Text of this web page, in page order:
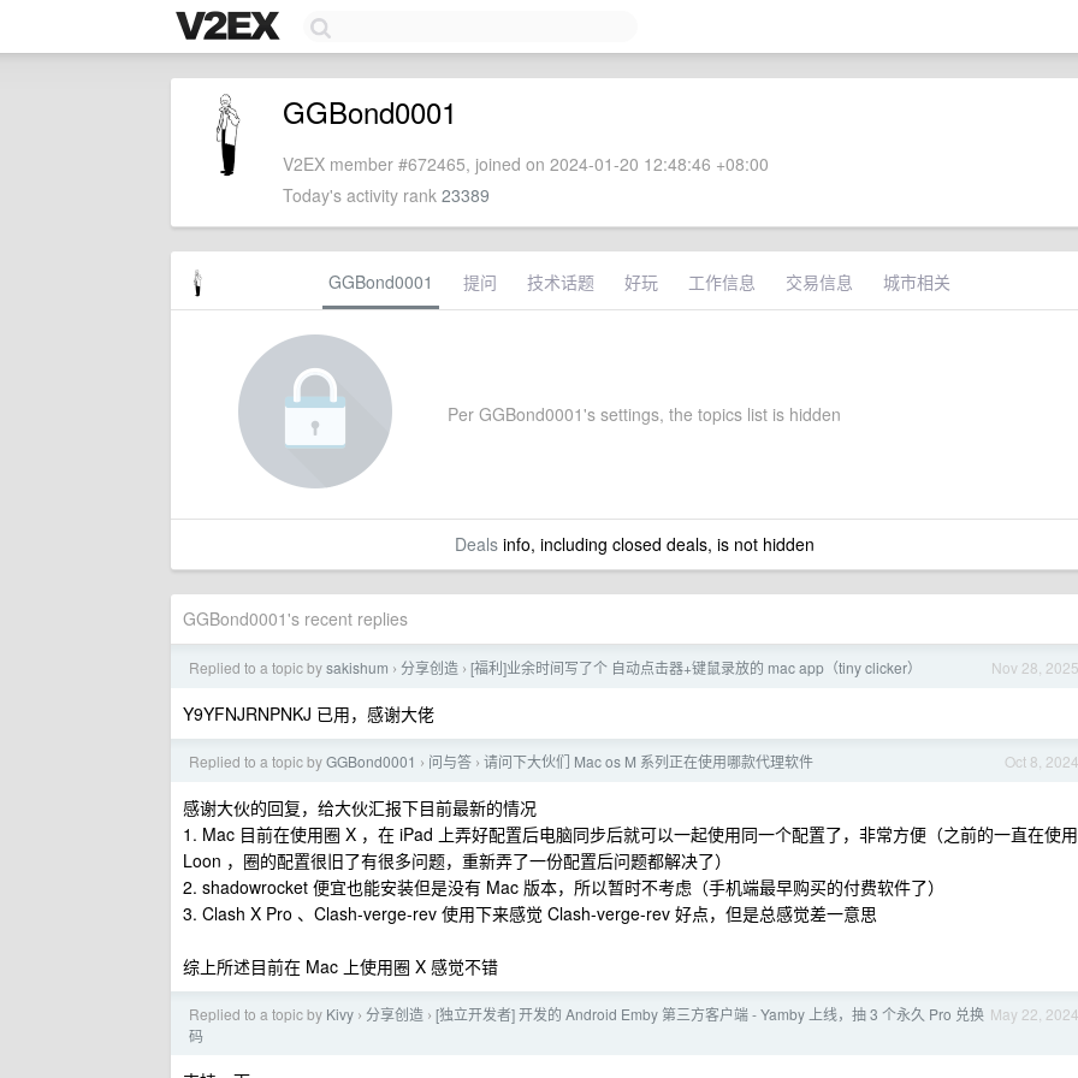
GGBond0001
V2EX member #672465, joined on 2024-01-20 12:48:46 +08:00
Today's activity rank 23389
GGBond0001 提问 技术话题 好玩 工作信息 交易信息 城市相关
Per GGBond0001's settings, the topics list is hidden
Dealsinfo, including closed deals, is not hidden
GGBond0001's recent replies
Nov 28, 2025
Replied to a topic bysakishum › 分享创造 › [福利]业余时间写了个 自动点击器+键鼠录放的 mac app（tiny clicker）
Y9YFNJRNPNKJ 已用，感谢大佬
Oct 8, 2024
Replied to a topic byGGBond0001 › 问与答 › 请问下大伙们 Mac os M 系列正在使用哪款代理软件
感谢大伙的回复，给大伙汇报下目前最新的情况
1. Mac 目前在使用圈 X ，在 iPad 上弄好配置后电脑同步后就可以一起使用同一个配置了，非常方便（之前的一直在使用
Loon ，圈的配置很旧了有很多问题，重新弄了一份配置后问题都解决了）
2. shadowrocket 便宜也能安装但是没有 Mac 版本，所以暂时不考虑（手机端最早购买的付费软件了）
3. Clash X Pro 、Clash-verge-rev 使用下来感觉 Clash-verge-rev 好点，但是总感觉差一意思
综上所述目前在 Mac 上使用圈 X 感觉不错
May 22, 2024
Replied to a topic by Kivy › 分享创造 › [独立开发者] 开发的 Android Emby 第三方客户端 - Yamby 上线，抽 3 个永久 Pro 兑换
码